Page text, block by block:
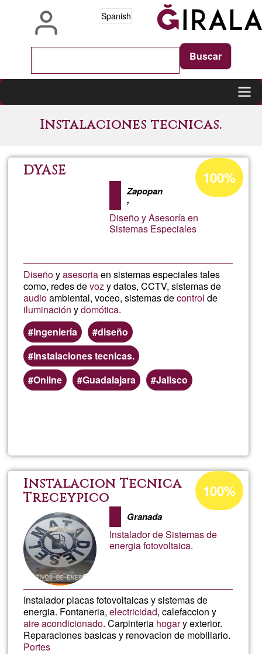
Spanish
navigation
Instalaciones tecnicas.
DYASE
Zapopan
,
Diseño y Asesoría en
Sistemas Especiales
Diseñoyasesoriaen sistemas especiales tales
como, redes devozy datos, CCTV, sistemas de
audioambiental, voceo, sistemas decontrol de
iluminación ydomótica.
Ingeniería
diseño
Instalaciones tecnicas.
Online
Guadalajara Jalisco
Porcentaje
de
aceptación
de
G1
100%
DYASE
Instalacion Tecnica
Treceypico
Granada
Instalador de Sistemas de
energia fotovoltaica.
Instalador placas fotovoltaicas y sistemas de
energia. Fontaneria,electricidad, calefaccion y
aire acondicionado. Carpinteria hogary exterior.
Reparaciones basicas y renovacion de mobiliario.
Portes
Porcentaje
de
aceptación
100%